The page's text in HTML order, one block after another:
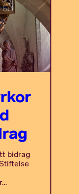
bidrag